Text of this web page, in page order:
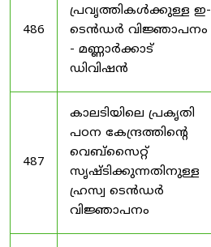
486
പ്രവൃത്തികൾക്കുള്ള ഇ-
ടെൻഡർ വിജ്ഞാപനം
- മണ്ണാർക്കാട്
ഡിവിഷൻ
487
കാലടിയിലെ പ്രകൃതി
പഠന കേന്ദ്രത്തിന്റെ
വെബ്സൈറ്റ്
സൃഷ്ടിക്കുന്നതിനുള്ള
ഹ്രസ്വ ടെൻഡർ
വിജ്ഞാപനം